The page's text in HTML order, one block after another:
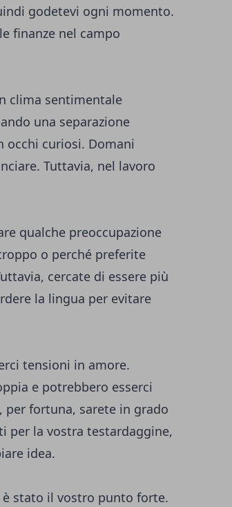
godetevi ogni momento.
finanze nel campo
clima sentimentale
una separazione
curiosi. Domani
Tuttavia, nel lavoro
qualche preoccupazione
o perché preferite
cercate di essere più
la lingua per evitare
tensioni in amore.
e potrebbero esserci
per fortuna, sarete in grado
per la vostra testardaggine,
idea.
è stato il vostro punto forte.